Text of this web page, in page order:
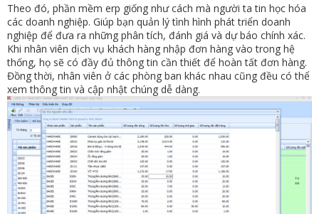
Theo đó, phần mềm erp giống như cách mà người ta tin học hóa
các doanh nghiệp. Giúp bạn quản lý tình hình phát triển doanh
nghiệp để đưa ra những phân tích, đánh giá và dự báo chính xác.
Khi nhân viên dịch vụ khách hàng nhập đơn hàng vào trong hệ
thống, họ sẽ có đầy đủ thông tin cần thiết để hoàn tất đơn hàng.
Đồng thời, nhân viên ở các phòng ban khác nhau cũng đều có thể
xem thông tin và cập nhật chúng dễ dàng.